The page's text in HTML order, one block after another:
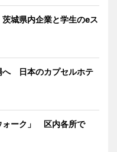
城県内企業と学生のeス
へ 日本のカプセルホテ
ォーク」 区内各所で